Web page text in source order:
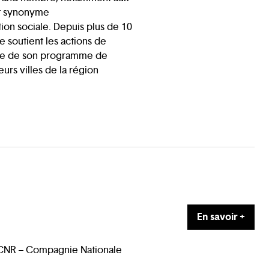
synonyme
sociale. Depuis plus de 10
soutient les actions de
de son programme de
villes de la région
– Compagnie Nationale
En savoir +